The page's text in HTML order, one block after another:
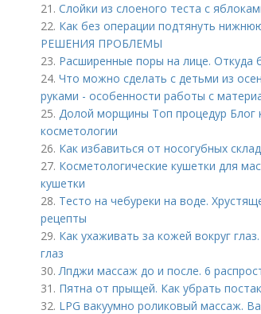
21. Слойки из слоеного теста с
22. Как без операции подтянуть
РЕШЕНИЯ ПРОБЛЕМЫ
23. Расширенные поры на лице. Откуда
24. Что можно сделать с детьми из
руками - особенности работы с
25. Долой морщины Топ процедур Блог
косметологии
26. Как избавиться от носогубных
27. Косметологические кушетки для
кушетки
28. Тесто на чебуреки на воде.
рецепты
29. Как ухаживать за кожей вокруг
глаз
30.Лпджи массаж до и после. 6
31. Пятна от прыщей. Как убрать
32. LPG вакуумно роликовый массаж.